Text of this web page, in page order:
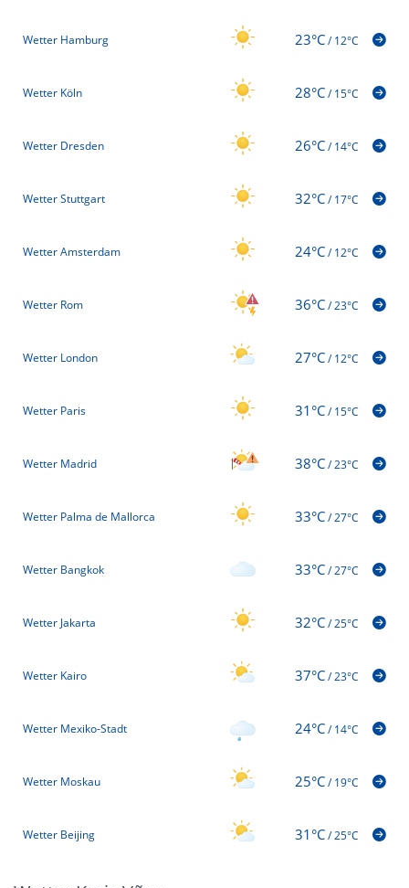
Wetter Hamburg 23°C/12°C
Wetter Köln 28°C/15°C
Wetter Dresden 26°C/14°C
Wetter Stuttgart 32°C/17°C
Wetter Amsterdam 24°C/12°C
Wetter Rom 36°C/23°C
Wetter London 27°C/12°C
Wetter Paris 31°C/15°C
Wetter Madrid 38°C/23°C
Wetter Palma de Mallorca 33°C/27°C
Wetter Bangkok 33°C/27°C
Wetter Jakarta 32°C/25°C
Wetter Kairo 37°C/23°C
Wetter Mexiko-Stadt 24°C/14°C
Wetter Moskau 25°C/19°C
Wetter Beijing 31°C/25°C